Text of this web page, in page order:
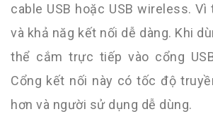
cable USB hoặc USB wireless.
và khả năg kết nối dễ dàng. Khi
thể cắm trực tiếp vào cổng
Cổng kết nối này có tốc độ
hơn và người sử dụng dễ dùng.